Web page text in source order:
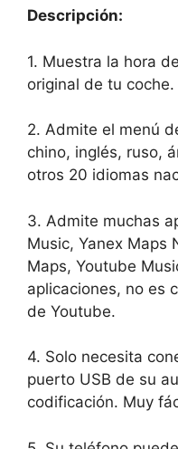
Descripción:
1. Muestra la hora
original de tu coche.
2. Admite el menú
chino, inglés, ruso,
otros 20 idiomas
3. Admite muchas
Music, Yanex Maps
Maps, Youtube
aplicaciones, no es
de Youtube.
4. Solo necesita
puerto USB de su
codificación. Muy